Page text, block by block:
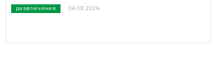
развлечения 04.08.2026